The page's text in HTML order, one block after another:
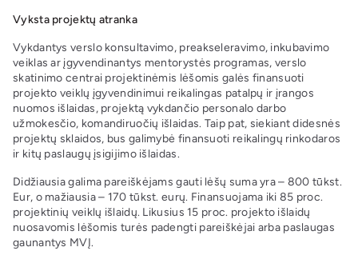
Vyksta projektų atranka
Vykdantys verslo konsultavimo, preakseleravimo, inkubavimo
veiklas ar įgyvendinantys mentorystės programas, verslo
skatinimo centrai projektinėmis lėšomis galės finansuoti
projekto veiklų įgyvendinimui reikalingas patalpų ir įrangos
nuomos išlaidas, projektą vykdančio personalo darbo
užmokesčio, komandiruočių išlaidas. Taip pat, siekiant didesnės
projektų sklaidos, bus galimybė finansuoti reikalingų rinkodaros
ir kitų paslaugų įsigijimo išlaidas.
Didžiausia galima pareiškėjams gauti lėšų suma yra – 800 tūkst.
Eur, o mažiausia – 170 tūkst. eurų. Finansuojama iki 85 proc.
projektinių veiklų išlaidų. Likusius 15 proc. projekto išlaidų
nuosavomis lėšomis turės padengti pareiškėjai arba paslaugas
gaunantys MVĮ.